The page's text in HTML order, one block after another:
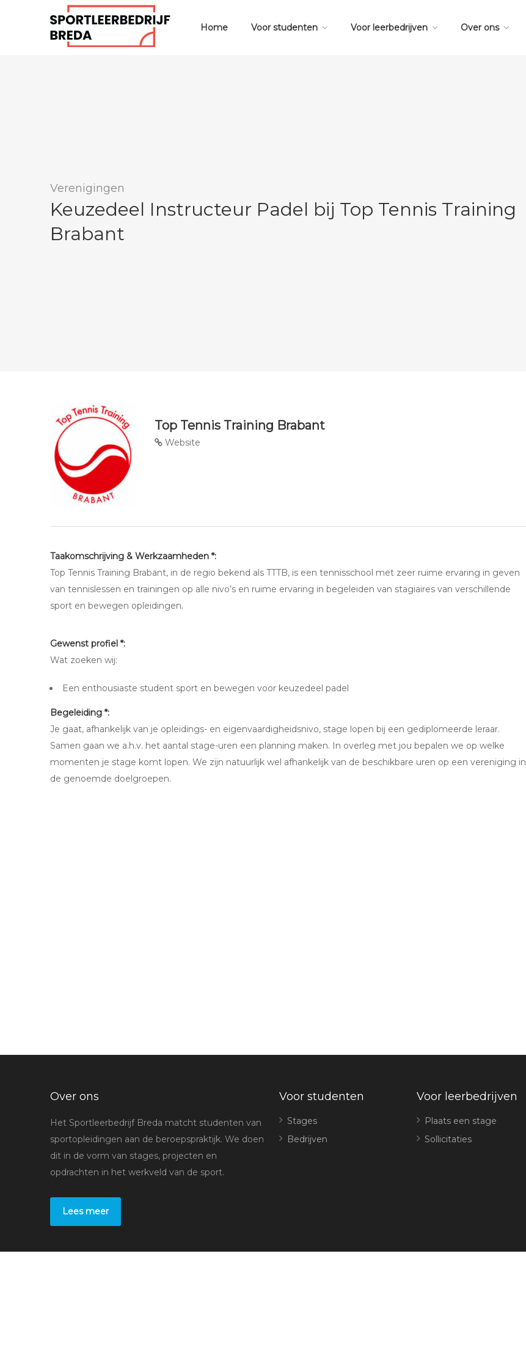
Home Voor studenten Voor leerbedrijven Over ons
Verenigingen
Keuzedeel Instructeur Padel bij Top Tennis Training
Brabant
Top Tennis Training Brabant
Website
Taakomschrijving & Werkzaamheden *:
Top Tennis Training Brabant, in de regio bekend als TTTB, is een tennisschool met zeer ruime ervaring in geven
van tennislessen en trainingen op alle nivo’s en ruime ervaring in begeleiden van stagiaires van verschillende
sport en bewegen opleidingen.
Gewenst profiel *:
Wat zoeken wij:
Een enthousiaste student sport en bewegen voor keuzedeel padel
Begeleiding *:
Je gaat, afhankelijk van je opleidings- en eigenvaardigheidsnivo, stage lopen bij een gediplomeerde leraar.
Samen gaan we a.h.v. het aantal stage-uren een planning maken. In overleg met jou bepalen we op welke
momenten je stage komt lopen. We zijn natuurlijk wel afhankelijk van de beschikbare uren op een vereniging in
de genoemde doelgroepen.
Over ons
Het Sportleerbedrijf Breda matcht studenten van
sportopleidingen aan de beroepspraktijk. We doen
dit in de vorm van stages, projecten en
opdrachten in het werkveld van de sport.
Lees meer
Voor studenten
Stages
Bedrijven
Voor leerbedrijven
Plaats een stage
Sollicitaties